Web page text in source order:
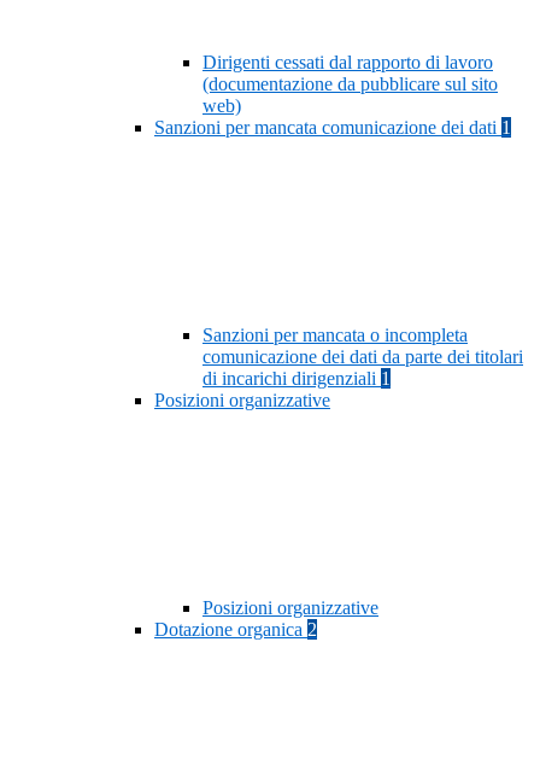
Dirigenti cessati dal rapporto di lavoro
(documentazione da pubblicare sul sito
web)
Sanzioni per mancata comunicazione dei dati 1
Sanzioni per mancata o incompleta
comunicazione dei dati da parte dei titolari
di incarichi dirigenziali 1
Posizioni organizzative
Posizioni organizzative
Dotazione organica 2